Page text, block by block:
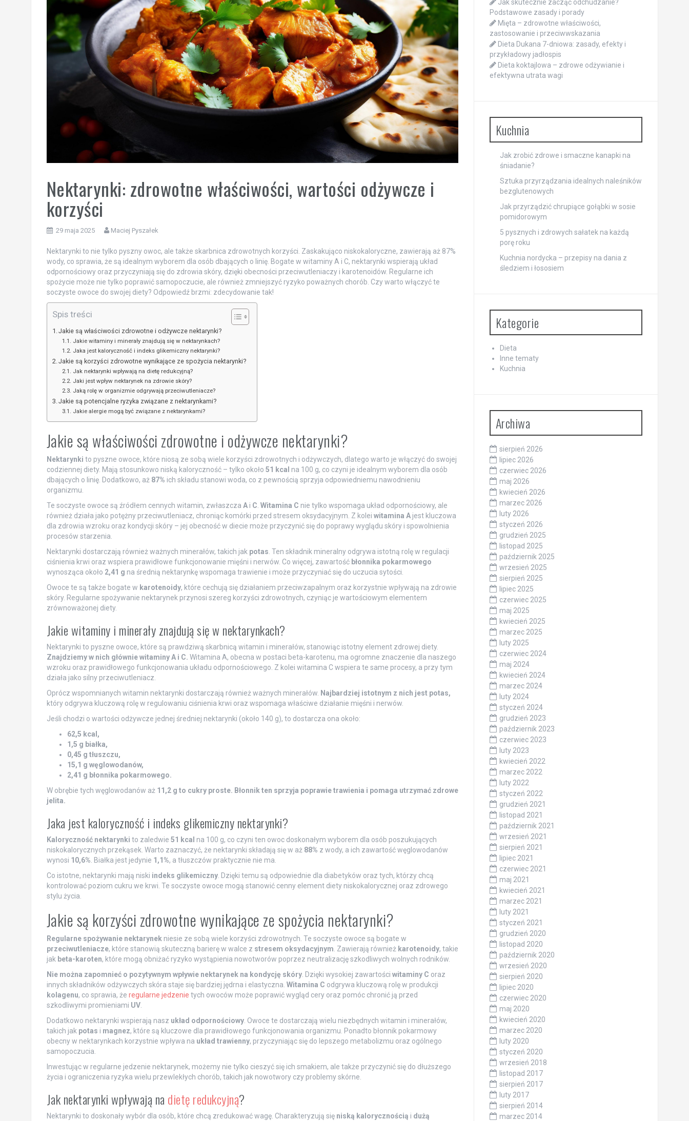
Nektarynki: zdrowotne właściwości, wartości odżywcze i
korzyści
29 maja 2025 Maciej Pyszałek
Nektarynki to nie tylko pyszny owoc, ale także skarbnica zdrowotnych korzyści. Zaskakująco niskokaloryczne, zawierają aż 87%
wody, co sprawia, że są idealnym wyborem dla osób dbających o linię. Bogate w witaminy A i C, nektarynki wspierają układ
odpornościowy oraz przyczyniają się do zdrowia skóry, dzięki obecności przeciwutleniaczy i karotenoidów. Regularne ich
spożycie może nie tylko poprawić samopoczucie, ale również zmniejszyć ryzyko poważnych chorób. Czy warto włączyć te
soczyste owoce do swojej diety? Odpowiedź brzmi: zdecydowanie tak!
Spis treści
Jakie są właściwości zdrowotne i odżywcze nektarynki?
Jakie witaminy i minerały znajdują się w nektarynkach?
Jaka jest kaloryczność i indeks glikemiczny nektarynki?
Jakie są korzyści zdrowotne wynikające ze spożycia nektarynki?
Jak nektarynki wpływają na dietę redukcyjną?
Jaki jest wpływ nektarynek na zdrowie skóry?
Jaką rolę w organizmie odgrywają przeciwutleniacze?
Jakie są potencjalne ryzyka związane z nektarynkami?
Jakie alergie mogą być związane z nektarynkami?
Jakie są właściwości zdrowotne i odżywcze nektarynki?
Nektarynki to pyszne owoce, które niosą ze sobą wiele korzyści zdrowotnych i odżywczych, dlatego warto je włączyć do swojej
codziennej diety. Mają stosunkowo niską kaloryczność – tylko około 51 kcal na 100 g, co czyni je idealnym wyborem dla osób
dbających o linię. Dodatkowo, aż 87% ich składu stanowi woda, co z pewnością sprzyja odpowiedniemu nawodnieniu
organizmu.
Te soczyste owoce są źródłem cennych witamin, zwłaszcza Ai C. Witamina C nie tylko wspomaga układ odpornościowy, ale
również działa jako potężny przeciwutleniacz, chroniąc komórki przed stresem oksydacyjnym. Z kolei witamina Ajest kluczowa
dla zdrowia wzroku oraz kondycji skóry – jej obecność w diecie może przyczynić się do poprawy wyglądu skóry i spowolnienia
procesów starzenia.
Nektarynki dostarczają również ważnych minerałów, takich jak potas. Ten składnik mineralny odgrywa istotną rolę w regulacji
ciśnienia krwi oraz wspiera prawidłowe funkcjonowanie mięśni i nerwów. Co więcej, zawartość błonnika pokarmowego
wynosząca około 2,41 g na średnią nektarynkę wspomaga trawienie i może przyczyniać się do uczucia sytości.
Owoce te są także bogate w karotenoidy, które cechują się działaniem przeciwzapalnym oraz korzystnie wpływają na zdrowie
skóry. Regularne spożywanie nektarynek przynosi szereg korzyści zdrowotnych, czyniąc je wartościowym elementem
zrównoważonej diety.
Jakie witaminy i minerały znajdują się w nektarynkach?
Nektarynki to pyszne owoce, które są prawdziwą skarbnicą witamin i minerałów, stanowiąc istotny element zdrowej diety.
Znajdziemy w nich głównie witaminy A i C. Witamina A, obecna w postaci beta-karotenu, ma ogromne znaczenie dla naszego
wzroku oraz prawidłowego funkcjonowania układu odpornościowego. Z kolei witamina C wspiera te same procesy, a przy tym
działa jako silny przeciwutleniacz.
Oprócz wspomnianych witamin nektarynki dostarczają również ważnych minerałów. Najbardziej istotnym z nich jest potas,
który odgrywa kluczową rolę w regulowaniu ciśnienia krwi oraz wspomaga właściwe działanie mięśni i nerwów.
Jeśli chodzi o wartości odżywcze jednej średniej nektarynki (około 140 g), to dostarcza ona około:
62,5 kcal,
1,5 g białka,
0,45 g tłuszczu,
15,1 g węglowodanów,
2,41 g błonnika pokarmowego.
W obrębie tych węglowodanów aż 11,2 g to cukry proste. Błonnik ten sprzyja poprawie trawienia i pomaga utrzymać zdrowe
jelita.
Jaka jest kaloryczność i indeks glikemiczny nektarynki?
Kaloryczność nektarynki to zaledwie 51 kcal na 100 g, co czyni ten owoc doskonałym wyborem dla osób poszukujących
niskokalorycznych przekąsek. Warto zaznaczyć, że nektarynki składają się w aż 88% z wody, a ich zawartość węglowodanów
wynosi 10,6%. Białka jest jedynie 1,1%, a tłuszczów praktycznie nie ma.
Co istotne, nektarynki mają niski indeks glikemiczny. Dzięki temu są odpowiednie dla diabetyków oraz tych, którzy chcą
kontrolować poziom cukru we krwi. Te soczyste owoce mogą stanowić cenny element diety niskokalorycznej oraz zdrowego
stylu życia.
Jakie są korzyści zdrowotne wynikające ze spożycia nektarynki?
Regularne spożywanie nektarynekniesie ze sobą wiele korzyści zdrowotnych. Te soczyste owoce są bogate w
przeciwutleniacze, które stanowią skuteczną barierę w walce z stresem oksydacyjnym. Zawierają również karotenoidy, takie
jak beta-karoten, które mogą obniżać ryzyko wystąpienia nowotworów poprzez neutralizację szkodliwych wolnych rodników.
Nie można zapomnieć o pozytywnym wpływie nektarynek na kondycję skóry. Dzięki wysokiej zawartości witaminy C oraz
innych składników odżywczych skóra staje się bardziej jędrna i elastyczna. Witamina C odgrywa kluczową rolę w produkcji
kolagenu, co sprawia, że regularne jedzenie tych owoców może poprawić wygląd cery oraz pomóc chronić ją przed
szkodliwymi promieniami UV.
Dodatkowo nektarynki wspierają nasz układ odpornościowy. Owoce te dostarczają wielu niezbędnych witamin i minerałów,
takich jak potas i magnez, które są kluczowe dla prawidłowego funkcjonowania organizmu. Ponadto błonnik pokarmowy
obecny w nektarynkach korzystnie wpływa na układ trawienny, przyczyniając się do lepszego metabolizmu oraz ogólnego
samopoczucia.
Inwestując w regularne jedzenie nektarynek, możemy nie tylko cieszyć się ich smakiem, ale także przyczynić się do dłuższego
życia i ograniczenia ryzyka wielu przewlekłych chorób, takich jak nowotwory czy problemy skórne.
Jak nektarynki wpływają na dietę redukcyjną?
Nektarynki to doskonały wybór dla osób, które chcą zredukować wagę. Charakteryzują się niską kalorycznością i dużą
Jak skutecznie zacząć odchudzanie?
Podstawowe zasady i porady
Mięta – zdrowotne właściwości,
zastosowanie i przeciwwskazania
Dieta Dukana 7-dniowa: zasady, efekty i
przykładowy jadłospis
Dieta koktajlowa – zdrowe odżywianie i
efektywna utrata wagi
Kuchnia
Jak zrobić zdrowe i smaczne kanapki na
śniadanie?
Sztuka przyrządzania idealnych naleśników
bezglutenowych
Jak przyrządzić chrupiące gołąbki w sosie
pomidorowym
5 pysznych i zdrowych sałatek na każdą
porę roku
Kuchnia nordycka – przepisy na dania z
śledziem i łososiem
Kategorie
Dieta
Inne tematy
Kuchnia
Archiwa
sierpień 2026
lipiec 2026
czerwiec 2026
maj 2026
kwiecień 2026
marzec 2026
luty 2026
styczeń 2026
grudzień 2025
listopad 2025
październik 2025
wrzesień 2025
sierpień 2025
lipiec 2025
czerwiec 2025
maj 2025
kwiecień 2025
marzec 2025
luty 2025
czerwiec 2024
maj 2024
kwiecień 2024
marzec 2024
luty 2024
styczeń 2024
grudzień 2023
październik 2023
czerwiec 2023
luty 2023
kwiecień 2022
marzec 2022
luty 2022
styczeń 2022
grudzień 2021
listopad 2021
październik 2021
wrzesień 2021
sierpień 2021
lipiec 2021
czerwiec 2021
maj 2021
kwiecień 2021
marzec 2021
luty 2021
styczeń 2021
grudzień 2020
listopad 2020
październik 2020
wrzesień 2020
sierpień 2020
lipiec 2020
czerwiec 2020
maj 2020
kwiecień 2020
marzec 2020
luty 2020
styczeń 2020
wrzesień 2018
listopad 2017
sierpień 2017
luty 2017
sierpień 2014
marzec 2014